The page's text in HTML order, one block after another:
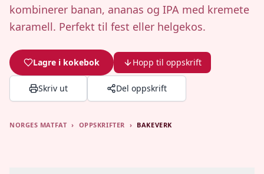
kombinerer banan, ananas og IPA med kremete
karamell. Perfekt til fest eller helgekos.
Lagre i kokebok Hopp til oppskrift
Skriv ut Del oppskrift
NORGES MATFAT › OPPSKRIFTER › BAKEVERK